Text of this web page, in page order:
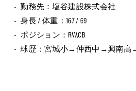
勤務先： 塩谷建設株式会社
身長 / 体重：167 / 69
ポジション：RW,CB
球歴：宮城小→仲西中→興南高